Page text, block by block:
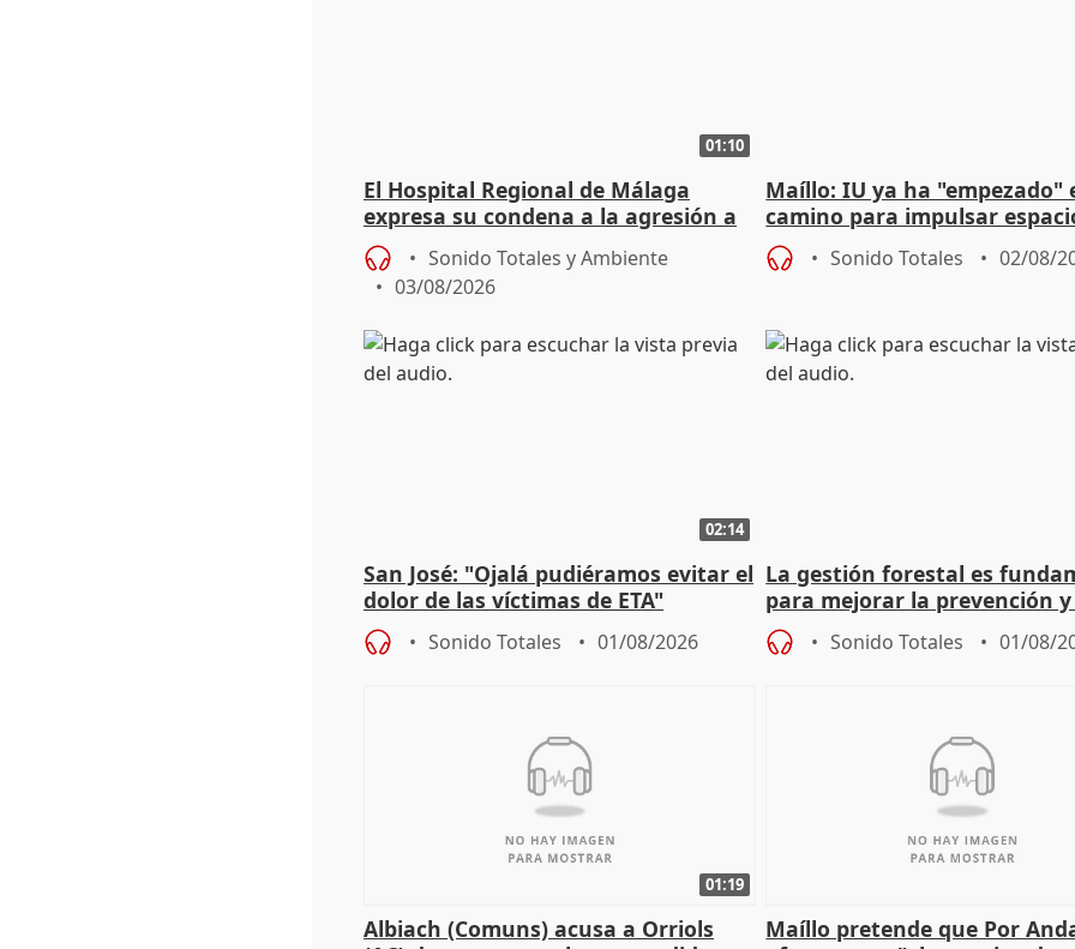
01:10
El Hospital Regional de Málaga
expresa su condena a la agresión a
dos enfermeras de Urgencias
Sonido Totales y Ambiente
03/08/2026
Maíllo: IU ya ha "empezado"
camino para impulsar
unitarios para las
Sonido Totales 02/08/
02:14
San José: "Ojalá pudiéramos evitar el
dolor de las víctimas de ETA"
Sonido Totales 01/08/2026
La gestión forestal es
para mejorar la prevención
actuación frente a incendios
Sonido Totales 01/08/
01:19
Albiach (Comuns) acusa a Orriols
Maíllo pretende que Por